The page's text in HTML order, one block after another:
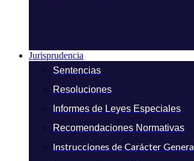
Jurisprudencia
Sentencias
Resoluciones
Informes de Leyes Especiales
Recomendaciones Normativas
Instrucciones de Carácter General